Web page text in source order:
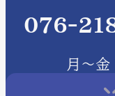
076-
月～